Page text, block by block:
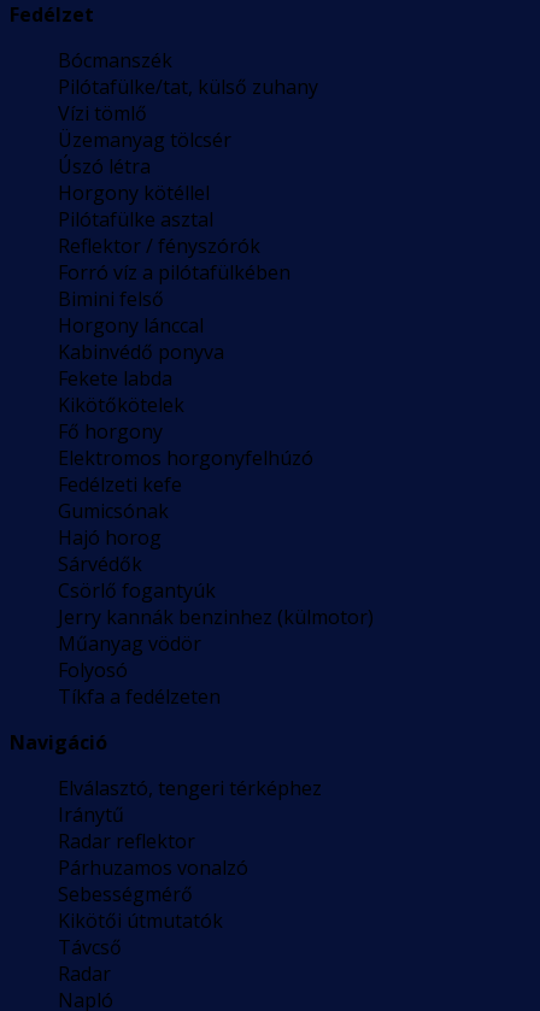
Fedélzet
Bócmanszék
Pilótafülke/tat, külső zuhany
Vízi tömlő
Üzemanyag tölcsér
Úszó létra
Horgony kötéllel
Pilótafülke asztal
Reflektor / fényszórók
Forró víz a pilótafülkében
Bimini felső
Horgony lánccal
Kabinvédő ponyva
Fekete labda
Kikötőkötelek
Fő horgony
Elektromos horgonyfelhúzó
Fedélzeti kefe
Gumicsónak
Hajó horog
Sárvédők
Csörlő fogantyúk
Jerry kannák benzinhez (külmotor)
Műanyag vödör
Folyosó
Tíkfa a fedélzeten
Navigáció
Elválasztó, tengeri térképhez
Iránytű
Radar reflektor
Párhuzamos vonalzó
Sebességmérő
Kikötői útmutatók
Távcső
Radar
Napló